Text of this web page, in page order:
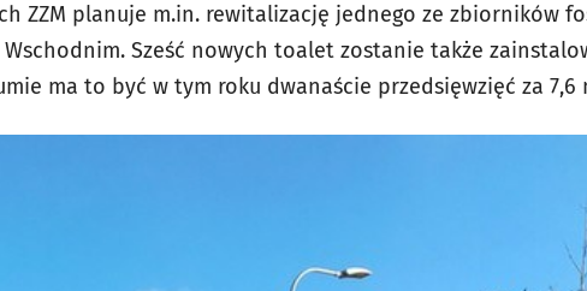
ZZM planuje m.in. rewitalizację jednego ze zbiorników
Sześć nowych toalet zostanie także
ma to być w tym roku dwanaście przedsięwzięć za 7,6